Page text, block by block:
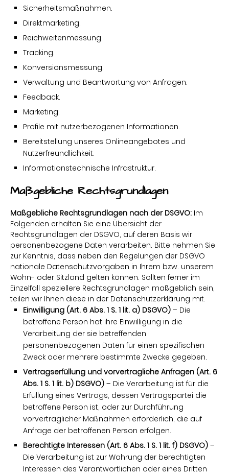
Sicherheitsmaßnahmen.
Direktmarketing.
Reichweitenmessung.
Tracking.
Konversionsmessung.
Verwaltung und Beantwortung von Anfragen.
Feedback.
Marketing.
Profile mit nutzerbezogenen Informationen.
Bereitstellung unseres Onlineangebotes und
Nutzerfreundlichkeit.
Informationstechnische Infrastruktur.
Maßgebliche Rechtsgrundlagen
Maßgebliche Rechtsgrundlagen nach der DSGVO: Im
Folgenden erhalten Sie eine Übersicht der
Rechtsgrundlagen der DSGVO, auf deren Basis wir
personenbezogene Daten verarbeiten. Bitte nehmen Sie
zur Kenntnis, dass neben den Regelungen der DSGVO
nationale Datenschutzvorgaben in Ihrem bzw. unserem
Wohn- oder Sitzland gelten können. Sollten ferner im
Einzelfall speziellere Rechtsgrundlagen maßgeblich sein,
teilen wir Ihnen diese in der Datenschutzerklärung mit.
Einwilligung (Art. 6 Abs. 1 S. 1 lit. a) DSGVO) – Die
betroffene Person hat ihre Einwilligung in die
Verarbeitung der sie betreffenden
personenbezogenen Daten für einen spezifischen
Zweck oder mehrere bestimmte Zwecke gegeben.
Vertragserfüllung und vorvertragliche Anfragen (Art. 6
Abs. 1 S. 1 lit. b) DSGVO) – Die Verarbeitung ist für die
Erfüllung eines Vertrags, dessen Vertragspartei die
betroffene Person ist, oder zur Durchführung
vorvertraglicher Maßnahmen erforderlich, die auf
Anfrage der betroffenen Person erfolgen.
Berechtigte Interessen (Art. 6 Abs. 1 S. 1 lit. f) DSGVO) –
Die Verarbeitung ist zur Wahrung der berechtigten
Interessen des Verantwortlichen oder eines Dritten